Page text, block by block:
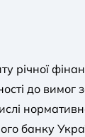
річної
до вимог
банку